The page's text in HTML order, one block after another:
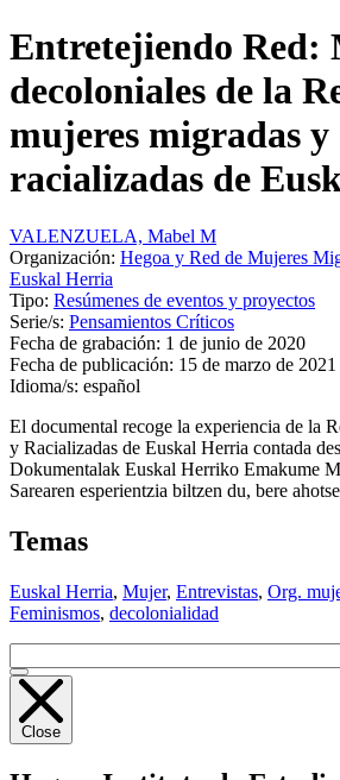
Entretejiendo Red:
decoloniales de la
mujeres migradas y
racializadas de
VALENZUELA, Mabel M
Organización: Hegoa y Red de Mujeres
Euskal Herria
Tipo: Resúmenes de eventos y proyectos
Serie/s: Pensamientos Críticos
Fecha de grabación: 1 de junio de 2020
Fecha de publicación: 15 de marzo de 2021
Idioma/s: español
El documental recoge la experiencia de la
y Racializadas de Euskal Herria contada
Dokumentalak Euskal Herriko Emakume
Sarearen esperientzia biltzen du, bere
Temas
Euskal Herria, Mujer, Entrevistas, Org.
Feminismos, decolonialidad
Close